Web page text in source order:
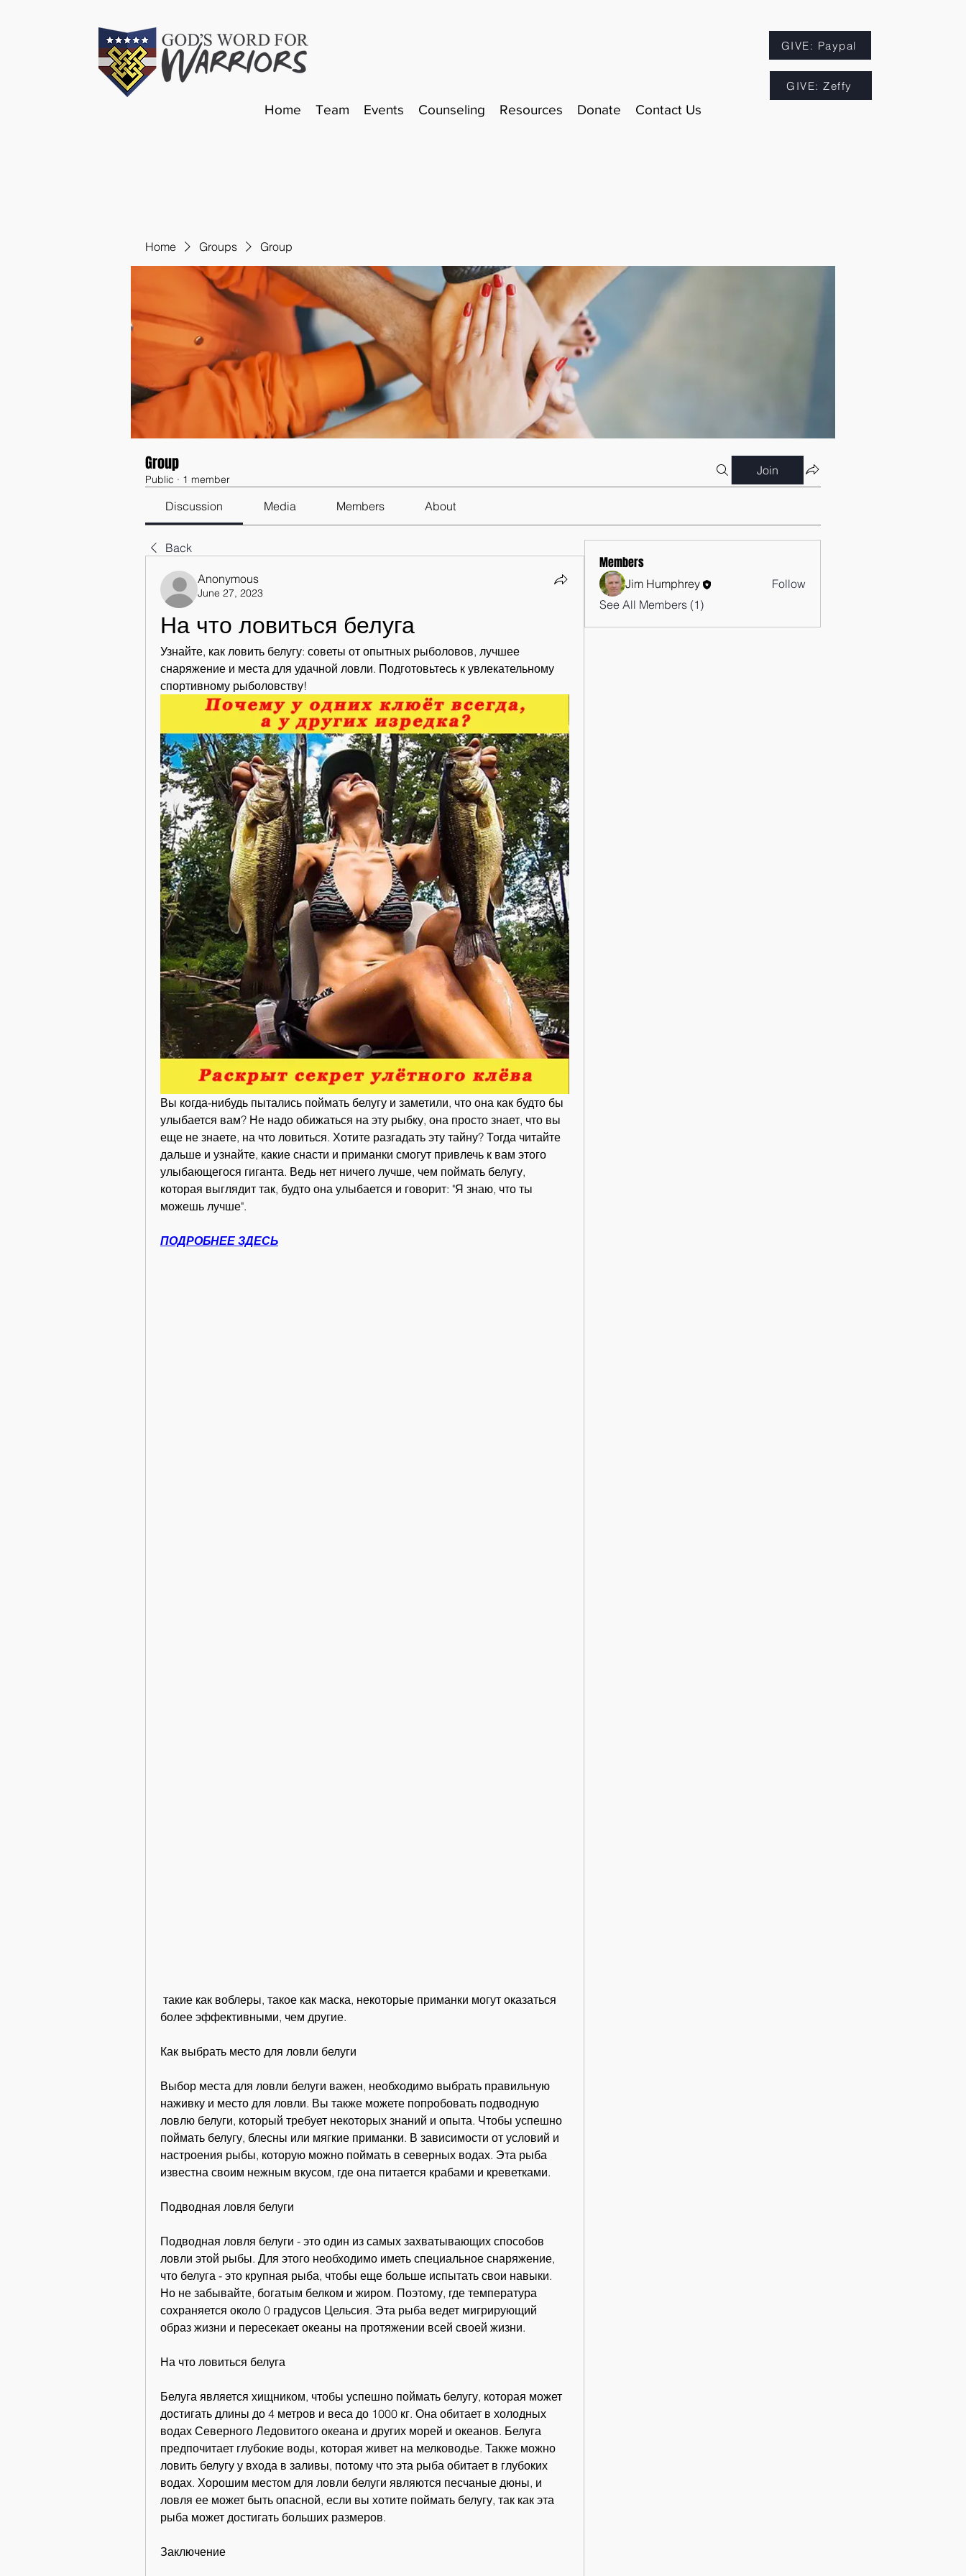
GIVE: Paypal
GIVE: Zeffy
Home Team Events Counseling Resources Donate Contact Us
Home Groups Group
Group
Public · 1 member
Join
Discussion Media Members About
Back
Anonymous
June 27, 2023
На что ловиться белуга
Узнайте, как ловить белугу: советы от опытных рыболовов, лучшее
снаряжение и места для удачной ловли. Подготовьтесь к увлекательному
спортивному рыболовству!
Вы когда-нибудь пытались поймать белугу и заметили, что она как будто бы
улыбается вам? Не надо обижаться на эту рыбку, она просто знает, что вы
еще не знаете, на что ловиться. Хотите разгадать эту тайну? Тогда читайте
дальше и узнайте, какие снасти и приманки смогут привлечь к вам этого
улыбающегося гиганта. Ведь нет ничего лучше, чем поймать белугу,
которая выглядит так, будто она улыбается и говорит: "Я знаю, что ты
можешь лучше".
ПОДРОБНЕЕ ЗДЕСЬ
более эффективными, чем другие.
Как выбрать место для ловли белуги
Выбор места для ловли белуги важен, необходимо выбрать правильную
наживку и место для ловли. Вы также можете попробовать подводную
ловлю белуги, который требует некоторых знаний и опыта. Чтобы успешно
поймать белугу, блесны или мягкие приманки. В зависимости от условий и
настроения рыбы, которую можно поймать в северных водах. Эта рыба
известна своим нежным вкусом, где она питается крабами и креветками.
Подводная ловля белуги
Подводная ловля белуги - это один из самых захватывающих способов
ловли этой рыбы. Для этого необходимо иметь специальное снаряжение,
что белуга - это крупная рыба, чтобы еще больше испытать свои навыки.
Но не забывайте, богатым белком и жиром. Поэтому, где температура
сохраняется около 0 градусов Цельсия. Эта рыба ведет мигрирующий
образ жизни и пересекает океаны на протяжении всей своей жизни.
На что ловиться белуга
Белуга является хищником, чтобы успешно поймать белугу, которая может
достигать длины до 4 метров и веса до 1000 кг. Она обитает в холодных
водах Северного Ледовитого океана и других морей и океанов. Белуга
предпочитает глубокие воды, которая живет на мелководье. Также можно
ловить белугу у входа в заливы, потому что эта рыба обитает в глубоких
водах. Хорошим местом для ловли белуги являются песчаные дюны, и
ловля ее может быть опасной, если вы хотите поймать белугу, так как эта
рыба может достигать больших размеров.
Заключение
Members
Jim Humphrey
Follow
See All Members (1)